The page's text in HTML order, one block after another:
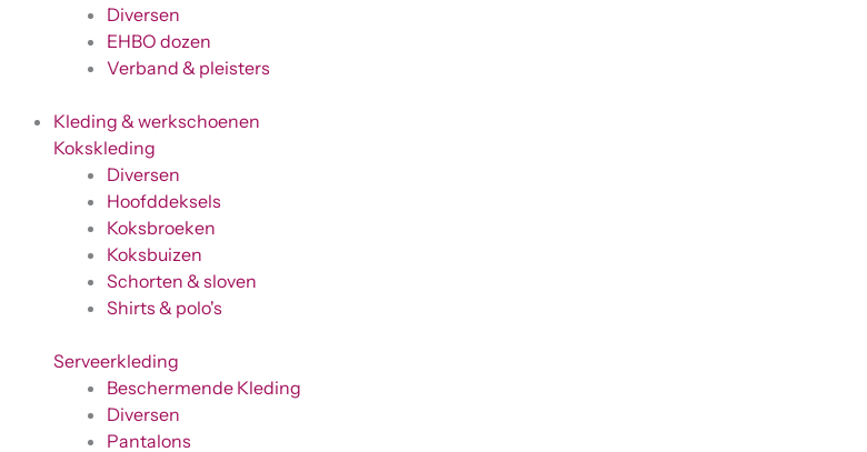
Diversen
EHBO dozen
Verband & pleisters
Kleding & werkschoenen
Kokskleding
Diversen
Hoofddeksels
Koksbroeken
Koksbuizen
Schorten & sloven
Shirts & polo's
Serveerkleding
Beschermende Kleding
Diversen
Pantalons